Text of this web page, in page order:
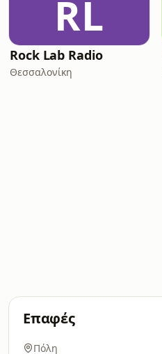
RL
Rock Lab Radio
Θεσσαλονίκη
Επαφές
Πόλη